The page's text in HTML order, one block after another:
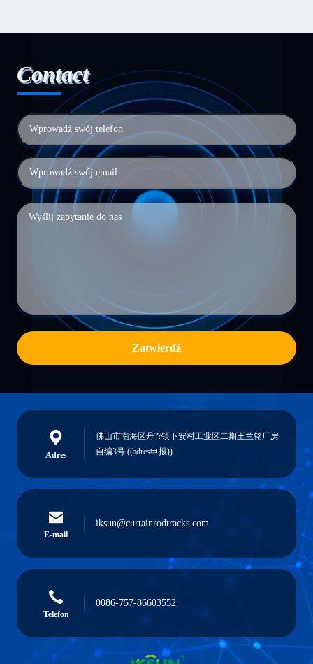
Contact
Zatwierdź
Adres
佛山市南海区丹??镇下安村工业区二期王兰铭厂房
自编3号 ((adres申报))
E-mail
iksun@curtainrodtracks.com
Telefon
0086-757-86603552